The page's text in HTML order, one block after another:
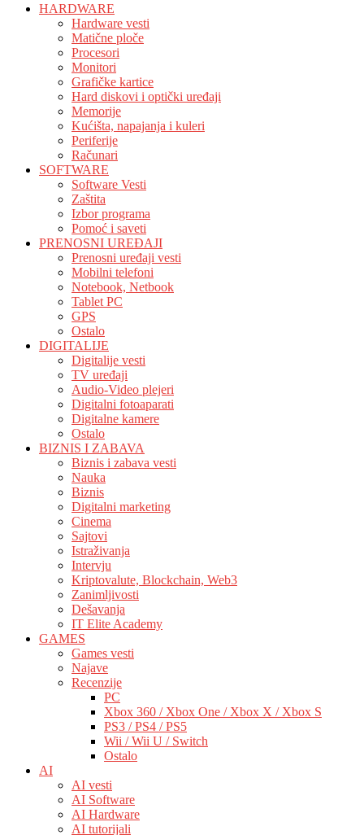
HARDWARE
Hardware vesti
Matične ploče
Procesori
Monitori
Grafičke kartice
Hard diskovi i optički uređaji
Memorije
Kućišta, napajanja i kuleri
Periferije
Računari
SOFTWARE
Software Vesti
Zaštita
Izbor programa
Pomoć i saveti
PRENOSNI UREĐAJI
Prenosni uređaji vesti
Mobilni telefoni
Notebook, Netbook
Tablet PC
GPS
Ostalo
DIGITALIJE
Digitalije vesti
TV uređaji
Audio-Video plejeri
Digitalni fotoaparati
Digitalne kamere
Ostalo
BIZNIS I ZABAVA
Biznis i zabava vesti
Nauka
Biznis
Digitalni marketing
Cinema
Sajtovi
Istraživanja
Intervju
Kriptovalute, Blockchain, Web3
Zanimljivosti
Dešavanja
IT Elite Academy
GAMES
Games vesti
Najave
Recenzije
PC
Xbox 360 / Xbox One / Xbox X / Xbox S
PS3 / PS4 / PS5
Wii / Wii U / Switch
Ostalo
AI
AI vesti
AI Software
AI Hardware
AI tutorijali